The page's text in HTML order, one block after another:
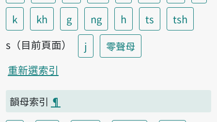
k
kh g ng h ts
tsh
s（目前頁面）
j
零聲母
重新選索引
韻母索引 ¶